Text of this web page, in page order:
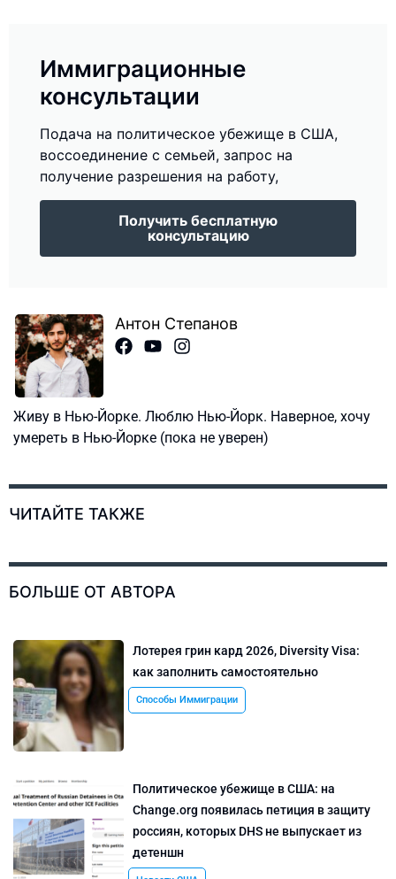
Иммиграционные
консультации
Подача на политическое убежище в США,
воссоединение с семьей, запрос на
получение разрешения на работу,
Получить бесплатную
консультацию
Антон Степанов
Живу в Нью-Йорке. Люблю Нью-Йорк. Наверное, хочу
умереть в Нью-Йорке (пока не уверен)
ЧИТАЙТЕ ТАКЖЕ
БОЛЬШЕ ОТ АВТОРА
Лотерея грин кард 2026, Diversity Visa:
как заполнить самостоятельно
Способы Иммиграции
Политическое убежище в США: на
Change.org появилась петиция в защиту
россиян, которых DHS не выпускает из
детеншн